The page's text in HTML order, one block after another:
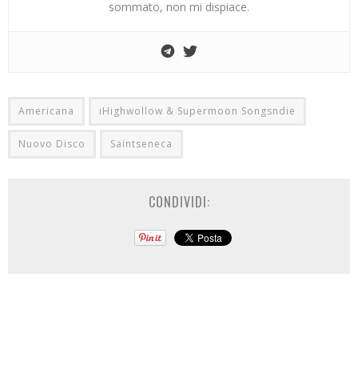
sommato, non mi dispiace.
Americana iHighwollow & Supermoon Songsndie
Nuovo Disco Saintseneca
CONDIVIDI: